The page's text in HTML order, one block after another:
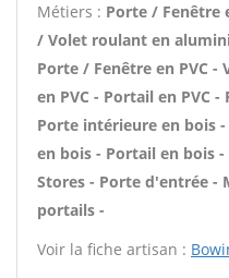
Métiers : Porte / Fenêtre
/ Volet roulant en
Porte / Fenêtre en PVC
en PVC - Portail en PVC
Porte intérieure en bois
en bois - Portail en bois
Stores - Porte d'entrée -
portails -
Voir la fiche artisan :